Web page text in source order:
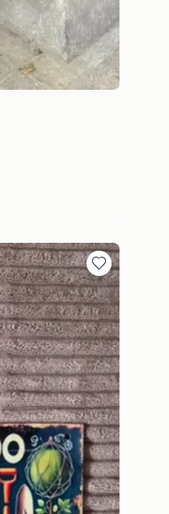
Toevoegen
aan
favorieten